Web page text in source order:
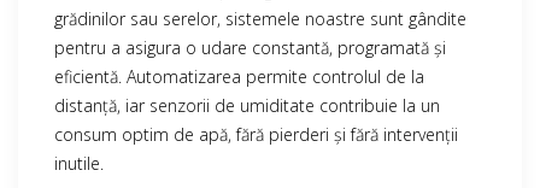
grădinilor sau serelor, sistemele noastre sunt gândite
pentru a asigura o udare constantă, programată și
eficientă. Automatizarea permite controlul de la
distanță, iar senzorii de umiditate contribuie la un
consum optim de apă, fără pierderi și fără intervenții
inutile.